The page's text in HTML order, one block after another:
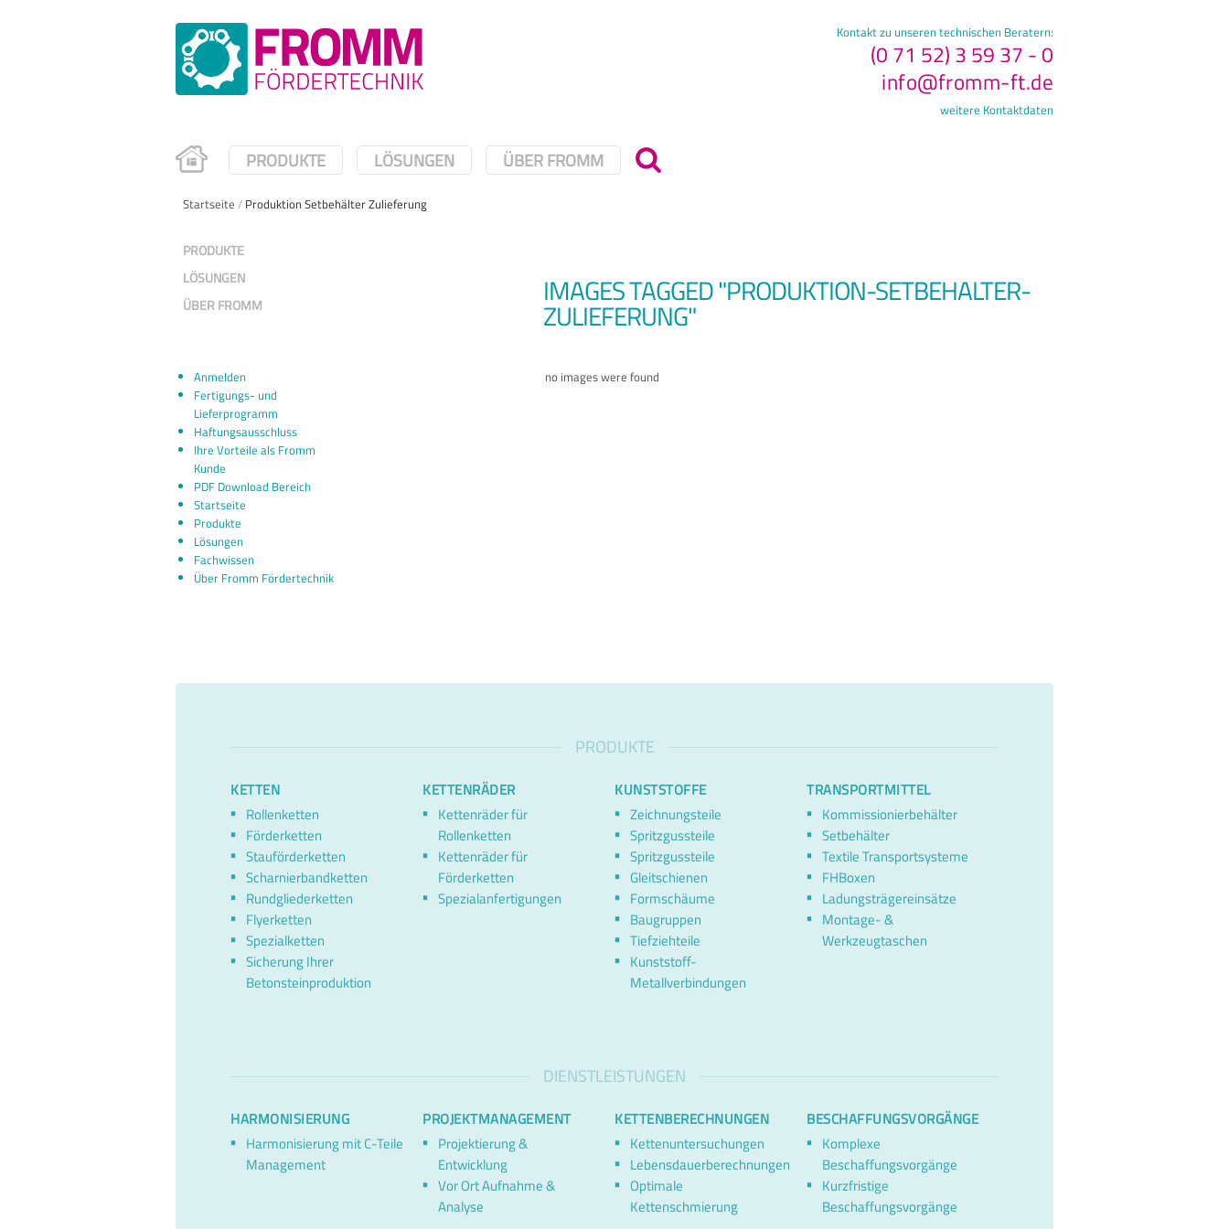
Kontakt zu unseren technischen Beratern:
(0 71 52) 3 59 37 - 0
info@fromm-ft.de
weitere Kontaktdaten
PRODUKTE LÖSUNGEN ÜBER FROMM
Startseite / Produktion Setbehälter Zulieferung
PRODUKTE
LÖSUNGEN
ÜBER FROMM
IMAGES TAGGED "PRODUKTION-SETBEHALTER-
ZULIEFERUNG"
Anmelden
Fertigungs- und
Lieferprogramm
Haftungsausschluss
Ihre Vorteile als Fromm
Kunde
PDF Download Bereich
Startseite
Produkte
Lösungen
Fachwissen
Über Fromm Fördertechnik
no images were found
PRODUKTE
KETTEN
Rollenketten
Förderketten
Stauförderketten
Scharnierbandketten
Rundgliederketten
Flyerketten
Spezialketten
Sicherung Ihrer
Betonsteinproduktion
KETTENRÄDER
Kettenräder für
Rollenketten
Kettenräder für
Förderketten
Spezialanfertigungen
KUNSTSTOFFE
Zeichnungsteile
Spritzgussteile
Spritzgussteile
Gleitschienen
Formschäume
Baugruppen
Tiefziehteile
Kunststoff-
Metallverbindungen
TRANSPORTMITTEL
Kommissionierbehälter
Setbehälter
Textile Transportsysteme
FHBoxen
Ladungsträgereinsätze
Montage- &
Werkzeugtaschen
DIENSTLEISTUNGEN
HARMONISIERUNG
Harmonisierung mit C-Teile
Management
PROJEKTMANAGEMENT
Projektierung &
Entwicklung
Vor Ort Aufnahme &
Analyse
KETTENBERECHNUNGEN
Kettenuntersuchungen
Lebensdauerberechnungen
Optimale
Kettenschmierung
BESCHAFFUNGSVORGÄNGE
Komplexe
Beschaffungsvorgänge
Kurzfristige
Beschaffungsvorgänge